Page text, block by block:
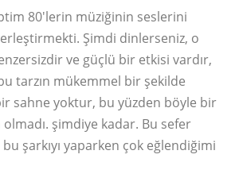
80'lerin müziğinin seslerini
Şimdi dinlerseniz, o
ve güçlü bir etkisi vardır,
tarzın mükemmel bir şekilde
sahne yoktur, bu yüzden böyle bir
olmadı. şimdiye kadar. Bu sefer
şarkıyı yaparken çok eğlendiğimi